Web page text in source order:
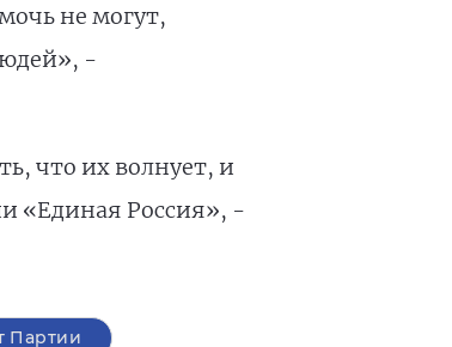
не могут,
-
что их волнует, и
«Единая Россия», -
Партии